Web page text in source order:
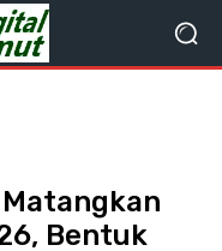
Bentuk